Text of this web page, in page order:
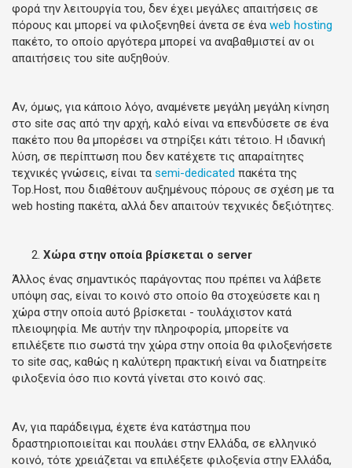
φορά την λειτουργία του, δεν έχει μεγάλες απαιτήσεις σε
πόρους και μπορεί να φιλοξενηθεί άνετα σε ένα web hosting
πακέτο, το οποίο αργότερα μπορεί να αναβαθμιστεί αν οι
απαιτήσεις του site αυξηθούν.
Αν, όμως, για κάποιο λόγο, αναμένετε μεγάλη μεγάλη κίνηση
στο site σας από την αρχή, καλό είναι να επενδύσετε σε ένα
πακέτο που θα μπορέσει να στηρίξει κάτι τέτοιο. Η ιδανική
λύση, σε περίπτωση που δεν κατέχετε τις απαραίτητες
τεχνικές γνώσεις, είναι τα semi-dedicated πακέτα της
Top.Host, που διαθέτουν αυξημένους πόρους σε σχέση με τα
web hosting πακέτα, αλλά δεν απαιτούν τεχνικές δεξιότητες.
Χώρα στην οποία βρίσκεται ο server
Άλλος ένας σημαντικός παράγοντας που πρέπει να λάβετε
υπόψη σας, είναι το κοινό στο οποίο θα στοχεύσετε και η
χώρα στην οποία αυτό βρίσκεται - τουλάχιστον κατά
πλειοψηφία. Με αυτήν την πληροφορία, μπορείτε να
επιλέξετε πιο σωστά την χώρα στην οποία θα φιλοξενήσετε
το site σας, καθώς η καλύτερη πρακτική είναι να διατηρείτε
φιλοξενία όσο πιο κοντά γίνεται στο κοινό σας.
Αν, για παράδειγμα, έχετε ένα κατάστημα που
δραστηριοποιείται και πουλάει στην Ελλάδα, σε ελληνικό
κοινό, τότε χρειάζεται να επιλέξετε φιλοξενία στην Ελλάδα,